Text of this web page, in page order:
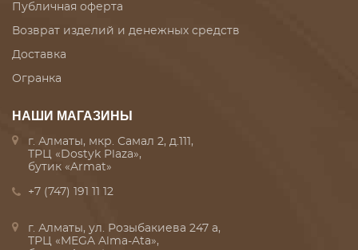
Публичная оферта
Возврат изделий и денежных средств
Доставка
Огранка
НАШИ МАГАЗИНЫ
г. Алматы, мкр. Самал 2, д.111,
ТРЦ «Dostyk Plaza»,
бутик «Armat»
+7 (747) 191 11 12
г. Алматы, ул. Розыбакиева 247 а,
ТРЦ «MEGA Alma-Ata»,